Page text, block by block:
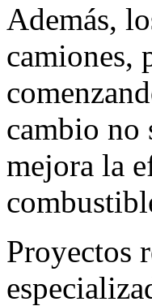
Además,
camiones,
cambio no
mejora la
Proyectos